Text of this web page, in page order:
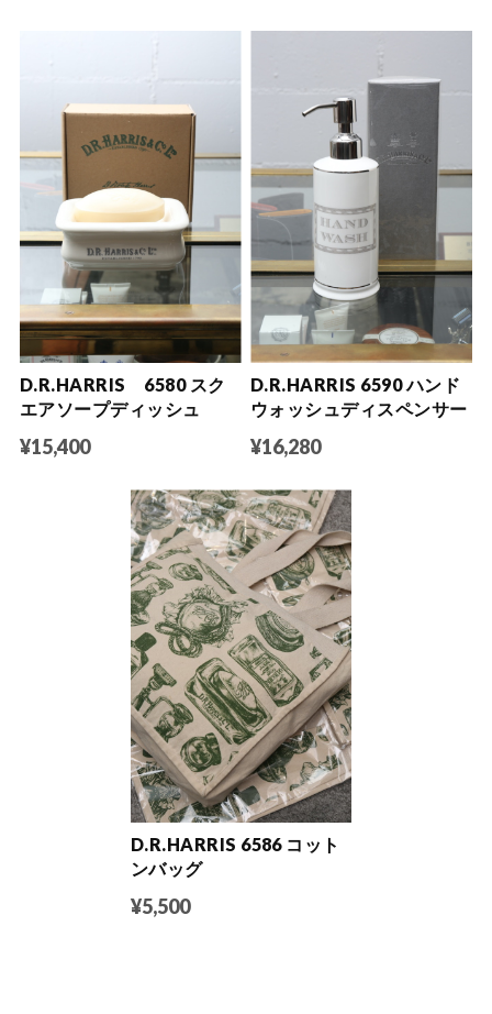
D.R.HARRIS 6580 スク
エアソープディッシュ
¥15,400
D.R.HARRIS 6590 ハンド
ウォッシュディスペンサー
¥16,280
D.R.HARRIS 6586 コット
ンバッグ
¥5,500